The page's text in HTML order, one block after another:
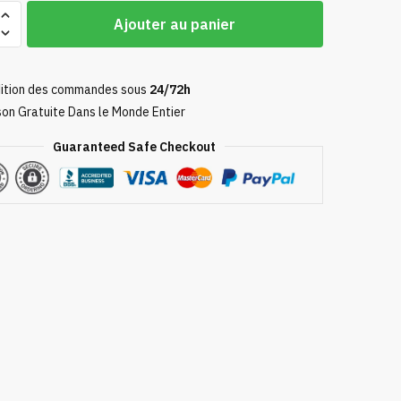
Ajouter au panier
des commandes sous 24/72h
Gratuite Dans le Monde Entier
Guaranteed Safe Checkout